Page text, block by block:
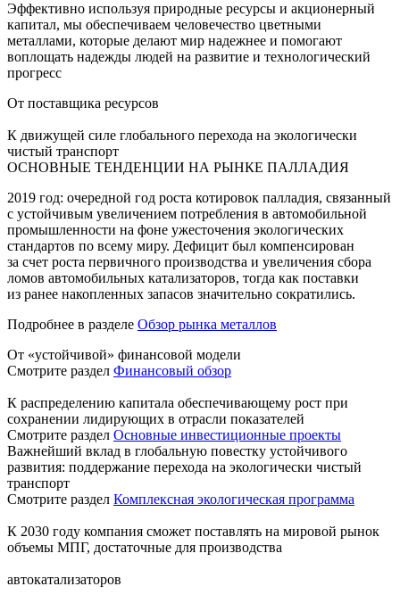
Эффективно используя природные ресурсы и акционерный
капитал, мы обеспечиваем человечество цветными
металлами, которые делают мир надежнее и помогают
воплощать надежды людей на развитие и технологический
прогресс
От поставщика ресурсов
К движущей силе глобального перехода на экологически
чистый транспорт
ОСНОВНЫЕ ТЕНДЕНЦИИ НА РЫНКЕ ПАЛЛАДИЯ
2019 год: очередной год роста котировок палладия, связанный
с устойчивым увеличением потребления в автомобильной
промышленности на фоне ужесточения экологических
стандартов по всему миру. Дефицит был компенсирован
за счет роста первичного производства и увеличения сбора
ломов автомобильных катализаторов, тогда как поставки
из ранее накопленных запасов значительно сократились.
Подробнее в разделе Обзор рынка металлов
От «устойчивой» финансовой модели
Смотрите раздел Финансовый обзор
К распределению капитала обеспечивающему рост при
сохранении лидирующих в отрасли показателей
Смотрите раздел Основные инвестиционные проекты
Важнейший вклад в глобальную повестку устойчивого
развития: поддержание перехода на экологически чистый
транспорт
Смотрите раздел Комплексная экологическая программа
К 2030 году компания сможет поставлять на мировой рынок
объемы МПГ, достаточные для производства
автокатализаторов